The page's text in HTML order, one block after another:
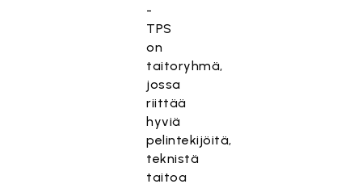
-
TPS
on
taitoryhmä,
jossa
riittää
hyviä
pelintekijöitä,
teknistä
taitoa